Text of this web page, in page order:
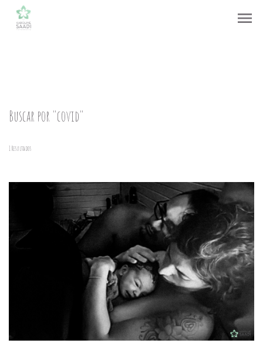
menu
Buscar por "covid"
1Resultados